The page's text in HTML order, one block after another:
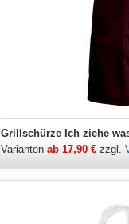
Grillschürze Ich ziehe
Variantenab 17,90 € zzgl.